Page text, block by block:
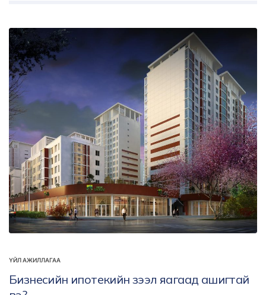
ҮЙЛ АЖИЛЛАГАА
Бизнесийн ипотекийн зээл яагаад ашигтай